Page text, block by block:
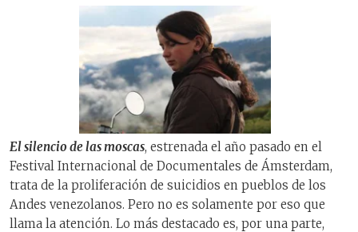
El silencio de las moscas, estrenada el año pasado en el
Festival Internacional de Documentales de Ámsterdam,
trata de la proliferación de suicidios en pueblos de los
Andes venezolanos. Pero no es solamente por eso que
llama la atención. Lo más destacado es, por una parte,